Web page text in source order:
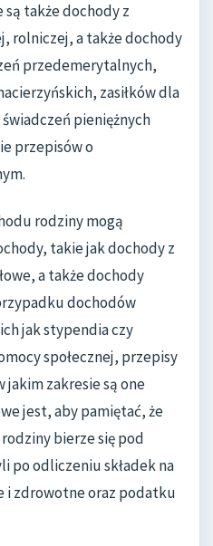
są także dochody z
rolniczej, a także dochody
przedemerytalnych,
zasiłków dla
pieniężnych
przepisów o
rodziny mogą
takie jak dochody z
a także dochody
dochodów
jak stypendia czy
społecznej, przepisy
jakim zakresie są one
jest, aby pamiętać, że
bierze się pod
po odliczeniu składek na
i zdrowotne oraz podatku